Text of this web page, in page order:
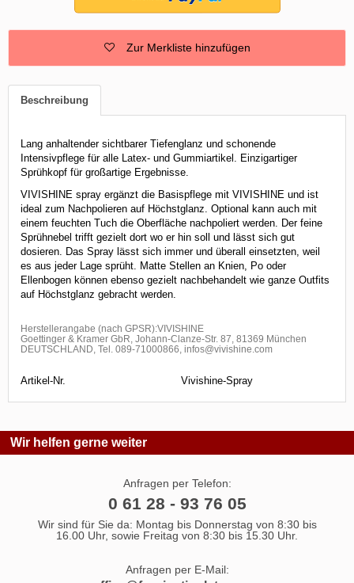
Zur Merkliste hinzufügen
Beschreibung
Lang anhaltender sichtbarer Tiefenglanz und schonende
Intensivpflege für alle Latex- und Gummiartikel. Einzigartiger
Sprühkopf für großartige Ergebnisse.
VIVISHINE spray ergänzt die Basispflege mit VIVISHINE und ist
ideal zum Nachpolieren auf Höchstglanz. Optional kann auch mit
einem feuchten Tuch die Oberfläche nachpoliert werden. Der feine
Sprühnebel trifft gezielt dort wo er hin soll und lässt sich gut
dosieren. Das Spray lässt sich immer und überall einsetzten, weil
es aus jeder Lage sprüht. Matte Stellen an Knien, Po oder
Ellenbogen können ebenso gezielt nachbehandelt wie ganze Outfits
auf Höchstglanz gebracht werden.
Herstellerangabe (nach GPSR):VIVISHINE
Goettinger & Kramer GbR, Johann-Clanze-Str. 87, 81369 München
DEUTSCHLAND, Tel. 089-71000866, infos@vivishine.com
Artikel-Nr. Vivishine-Spray
Wir helfen gerne weiter
Anfragen per Telefon:
0 61 28 - 93 76 05
Wir sind für Sie da: Montag bis Donnerstag von 8:30 bis
16.00 Uhr, sowie Freitag von 8:30 bis 15.30 Uhr.
Anfragen per E-Mail: